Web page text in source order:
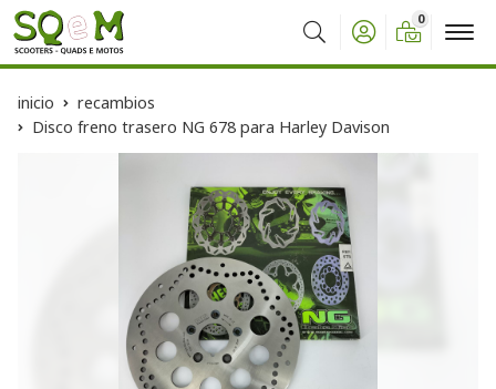
Buscar
0
inicio
recambios
Disco freno trasero NG 678 para Harley Davison